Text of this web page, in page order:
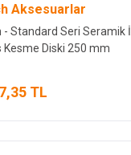
Aksesuarlar
- Standard Seri Seramik
Kesme Diski 250 mm
TL